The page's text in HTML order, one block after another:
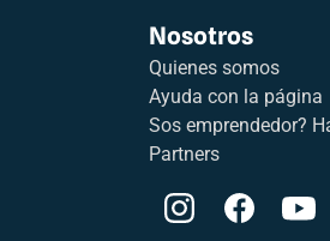
Nosotros
Quienes somos
Ayuda con la página
Sos emprendedor?
Partners